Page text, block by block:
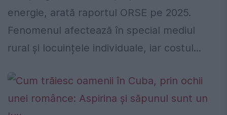
energie, arată raportul ORSE pe 2025.
Fenomenul afectează în special mediul
rural și locuințele individuale, iar costul...